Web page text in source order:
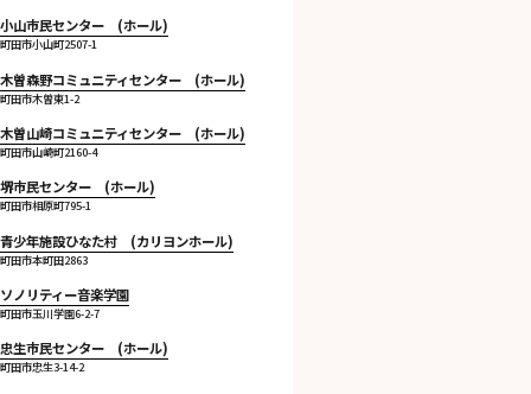
小山市民センター (ホール)
町田市小山町2507-1
木曽森野コミュニティセンター (ホール)
町田市木曽東1-2
木曽山崎コミュニティセンター (ホール)
町田市山崎町2160-4
堺市民センター (ホール)
町田市相原町795-1
青少年施設ひなた村 (カリヨンホール)
町田市本町田2863
ソノリティー音楽学園
町田市玉川学園6-2-7
忠生市民センター (ホール)
町田市忠生3-14-2